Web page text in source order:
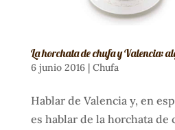
La horchata de chufa y Valencia:
6 junio 2016| Chufa
Hablar de Valencia y, en
es hablar de la horchata de